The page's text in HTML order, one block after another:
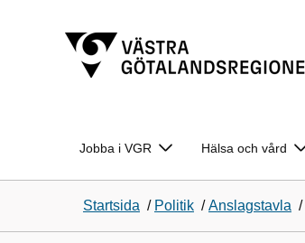
Jobba i VGR Hälsa och vård
Startsida / Politik /Anslagstavla /